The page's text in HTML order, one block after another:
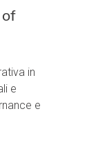
in
e
e